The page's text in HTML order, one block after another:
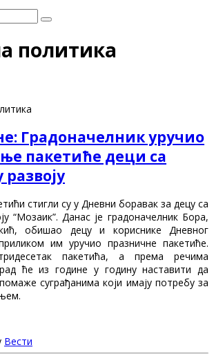
политика
Градоначелник уручио
пакетиће деци са
стигли су у Дневни боравак за децу са
“Мозаик”. Данас је градоначелник Бора,
обишао децу и кориснике Дневног
им уручио празничне пакетиће.
пакетића, а према речима
ће из године у годину наставити да
суграђанима који имају потребу за
Вести